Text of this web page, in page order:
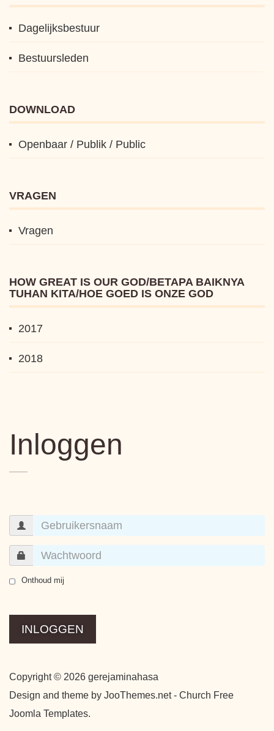
Dagelijksbestuur
Bestuursleden
DOWNLOAD
Openbaar / Publik / Public
VRAGEN
Vragen
HOW GREAT IS OUR GOD/BETAPA BAIKNYA
TUHAN KITA/HOE GOED IS ONZE GOD
2017
2018
Inloggen
Onthoud mij
INLOGGEN
Copyright © 2026 gerejaminahasa
Design and theme by JooThemes.net - Church Free
Joomla Templates.